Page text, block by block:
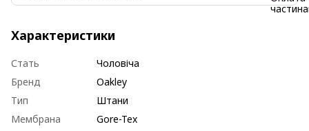
Характеристики
Стать
Чоловіча
Бренд
Oakley
Тип
Штани
Мембрана
Gore-Tex